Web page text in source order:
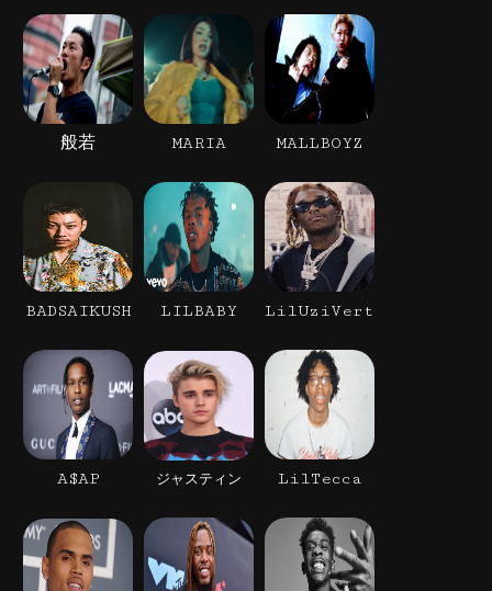
般若 MARIA MALLBOYZ
BADSAIKUSH LILBABY LilUziVert
A$AP ジャスティン LilTecca